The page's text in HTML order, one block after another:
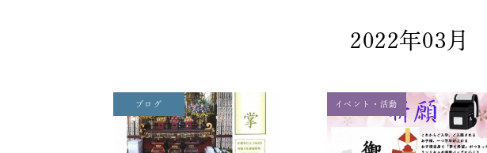
2022年03月
ブログ イベント・活動